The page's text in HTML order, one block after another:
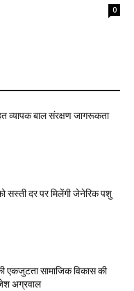
0
व्यापक बाल संरक्षण जागरूकता
सस्ती दर पर मिलेंगी जेनेरिक पशु
एकजुटता सामाजिक विकास की
अग्रवाल